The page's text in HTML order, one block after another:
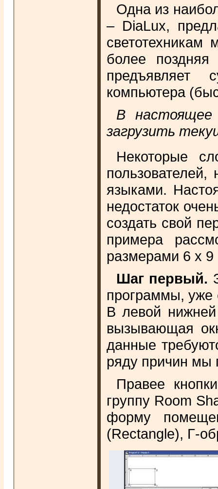
Одна из
– DiaLux,
светотехникам
более
предъявляет
компьютера
В настоящее
загрузить
Некоторые
языками.
недостаток
создать свой
примера
размерами 6 х 9
Шаг первый.
программы, уже
В левой нижней
вызывающая
данные
ряду причин мы
Правее
группу Room
форму
(Rectangle), Г-